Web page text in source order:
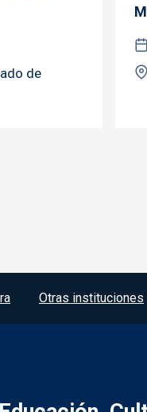
de
Otras instituciones